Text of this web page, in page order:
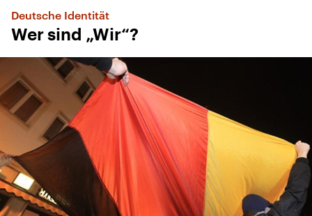
Deutsche Identität
Wer sind „Wir“?